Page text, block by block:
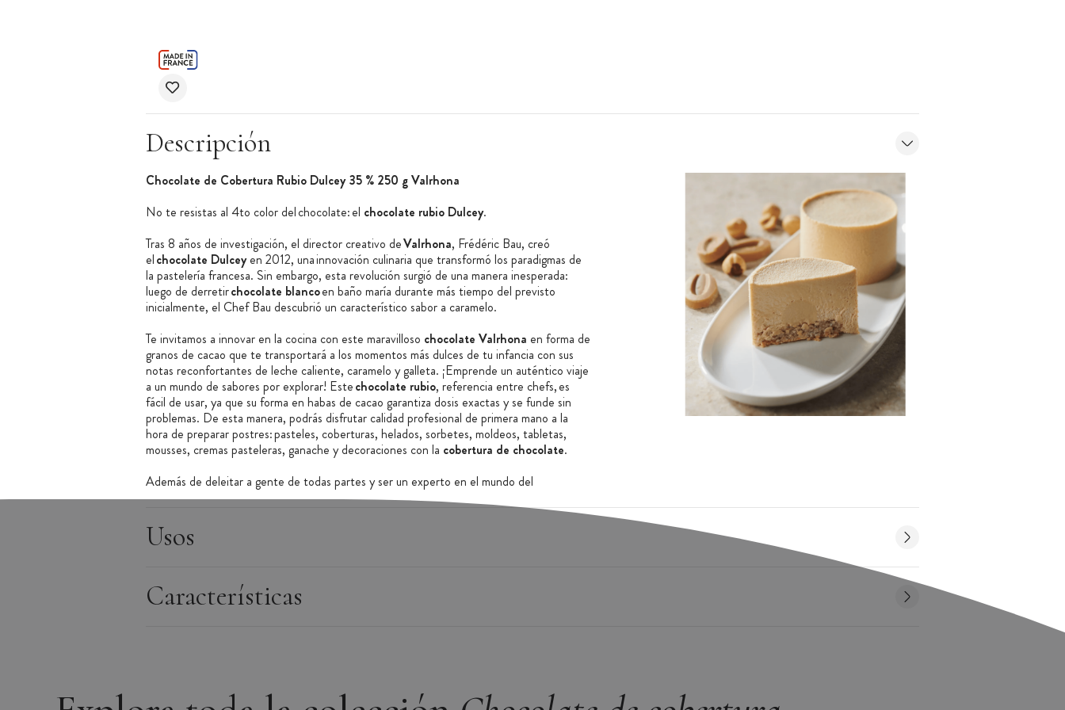
Descripción
Chocolate de Cobertura Rubio Dulcey 35 % 250 g Valrhona
No te resistas al 4to color del chocolate: el chocolate rubio Dulcey.
Tras 8 años de investigación, el director creativo deValrhona, Frédéric Bau, creó
elchocolate Dulceyen 2012, una innovación culinaria que transformó los paradigmas de
la pastelería francesa. Sin embargo, esta revolución surgió de una manera inesperada:
luego de derretirchocolate blancoen baño maría durante más tiempo del previsto
inicialmente, el Chef Bau descubrió un característico sabor a caramelo.
Te invitamos a innovar en la cocina con este maravilloso chocolate Valrhona en forma de
granos de cacao que te transportará a los momentos más dulces de tu infancia con sus
notas reconfortantes de leche caliente, caramelo y galleta. ¡Emprende un auténtico viaje
a un mundo de sabores por explorar! Estechocolate rubio, referencia entre chefs, es
fácil de usar, ya que su forma en habas de cacao garantiza dosis exactas y se funde sin
problemas. De esta manera, podrás disfrutar calidad profesional de primera mano a la
hora de preparar postres: pasteles, coberturas, helados, sorbetes, moldeos, tabletas,
mousses, cremas pasteleras, ganache y decoraciones con la cobertura de chocolate.
Además de deleitar a gente de todas partes y ser un experto en el mundo del
chocolate,Valrhonaes una marca ejemplar que participa de manera activa en la lucha
contra el calentamiento global y contribuye a construir un sector cacaotero más justo. La
marca forma alianzas a largo plazo con los cacaoteros y vela por brindarles mejores
condiciones de vida.
esto puede alterar su forma (creación de un bloque compacto), el chocolate conservará su sabor
distintivo.
Chocolate innovador de Valrhona
Usos
Características